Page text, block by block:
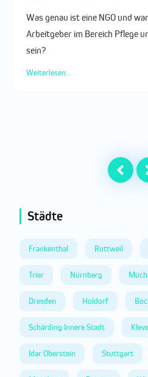
Was genau ist eine NGO und
Arbeitgeber im Bereich Pflege
sein?
Weiterlesen...
Städte
Frankenthal Rottweil
Trier Nürnberg
Dresden Holdorf
Schärding Innere Stadt Kleve
Idar Oberstein Stuttgart